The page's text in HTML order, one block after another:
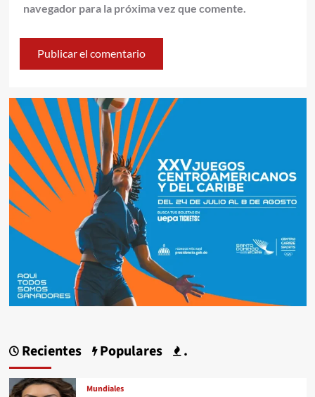
navegador para la próxima vez que comente.
Recientes Populares .
Mundiales